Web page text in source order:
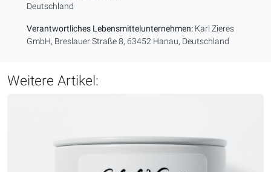
Deutschland
Verantwortliches Lebensmittelunternehmen: Karl Zieres
GmbH, Breslauer Straße 8, 63452 Hanau, Deutschland
Weitere Artikel: